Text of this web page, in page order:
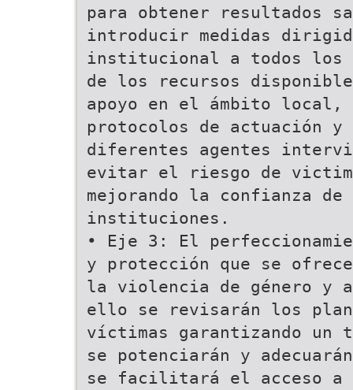
para obtener resultados
introducir medidas
institucional a todos los
de los recursos
apoyo en el ámbito local,
protocolos de actuación y
diferentes agentes
evitar el riesgo de
mejorando la confianza
instituciones.
• Eje 3: El
y protección que se
la violencia de género y
ello se revisarán los
víctimas garantizando un
se potenciarán y
se facilitará el acceso a